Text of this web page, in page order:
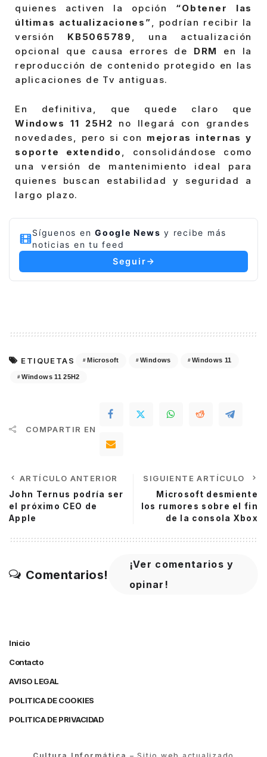
quienes activen la opción “Obtener las
últimas actualizaciones”, podrían recibir la
versión KB5065789, una actualización
opcional que causa errores de DRM en la
reproducción de contenido protegido en las
aplicaciones de Tv antiguas.
En definitiva, que quede claro que
Windows 11 25H2 no llegará con grandes
novedades, pero si con mejoras internas y
soporte extendido , consolidándose como
una versión de mantenimiento ideal para
quienes buscan estabilidad y seguridad a
largo plazo.
Síguenos en Google News y recibe más
noticias en tu feed
Seguir
ETIQUETAS Microsoft Windows Windows 11
Windows 11 25H2
COMPARTIR EN
ARTÍCULO ANTERIOR
John Ternus podría ser
el próximo CEO de
Apple
SIGUIENTE ARTÍCULO
Microsoft desmiente
los rumores sobre el fin
de la consola Xbox
Comentarios!
¡Ver comentarios y
opinar!
Inicio
Contacto
AVISO LEGAL
POLITICA DE COOKIES
POLITICA DE PRIVACIDAD